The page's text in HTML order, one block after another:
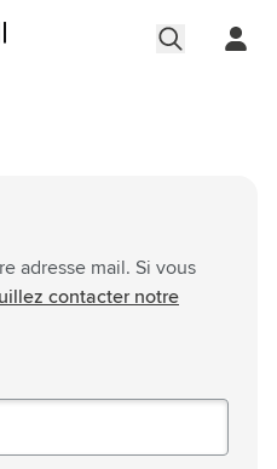
adresse mail. Si vous
contacter notre